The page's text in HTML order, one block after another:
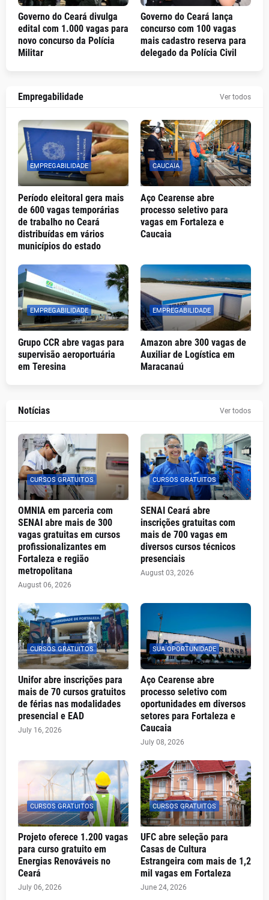
Governo do Ceará divulga
edital com 1.000 vagas para
novo concurso da Polícia
Militar
Governo do Ceará lança
concurso com 100 vagas
mais cadastro reserva para
delegado da Polícia Civil
Empregabilidade Ver todos
EMPREGABILIDADE
Período eleitoral gera mais
de 600 vagas temporárias
de trabalho no Ceará
distribuídas em vários
municípios do estado
CAUCAIA
Aço Cearense abre
processo seletivo para
vagas em Fortaleza e
Caucaia
EMPREGABILIDADE
Grupo CCR abre vagas para
supervisão aeroportuária
em Teresina
EMPREGABILIDADE
Amazon abre 300 vagas de
Auxiliar de Logística em
Maracanaú
Notícias Ver todos
CURSOS GRATUITOS
OMNIA em parceria com
SENAI abre mais de 300
vagas gratuitas em cursos
profissionalizantes em
Fortaleza e região
metropolitana
August 06, 2026
CURSOS GRATUITOS
SENAI Ceará abre
inscrições gratuitas com
mais de 700 vagas em
diversos cursos técnicos
presenciais
August 03, 2026
CURSOS GRATUITOS
Unifor abre inscrições para
mais de 70 cursos gratuitos
de férias nas modalidades
presencial e EAD
July 16, 2026
SUA OPORTUNIDADE
Aço Cearense abre
processo seletivo com
oportunidades em diversos
setores para Fortaleza e
Caucaia
July 08, 2026
CURSOS GRATUITOS
Projeto oferece 1.200 vagas
para curso gratuito em
Energias Renováveis no
Ceará
July 06, 2026
CURSOS GRATUITOS
UFC abre seleção para
Casas de Cultura
Estrangeira com mais de 1,2
mil vagas em Fortaleza
June 24, 2026